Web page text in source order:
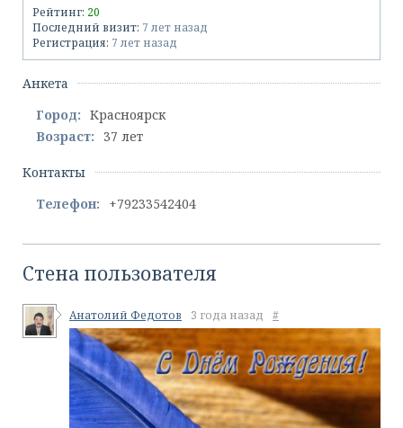
Рейтинг: 20
Последний визит: 7 лет назад
Регистрация: 7 лет назад
Анкета
Город: Красноярск
Возраст: 37 лет
Контакты
Телефон:
+79233542404
Стена пользователя
Анатолий Федотов 3 года назад #